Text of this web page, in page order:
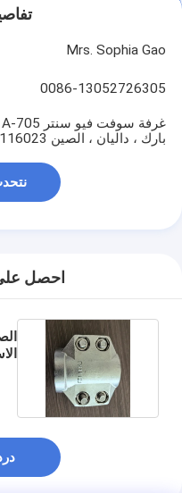
Mrs. Sophia Gao
0086-13052726305
بارك ، داليان ، الصين 116023
احصل